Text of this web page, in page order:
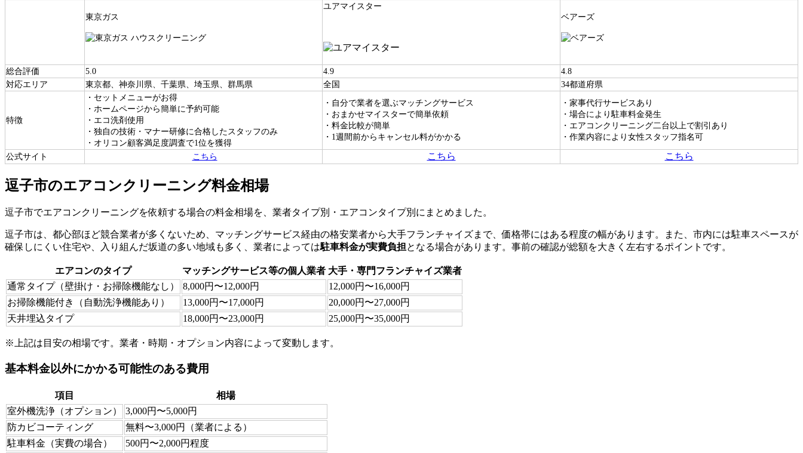
東京ガス
ユアマイスター
ベアーズ
総合評価 5.0 4.9
4.8
対応エリア
東京都、神奈川県、千葉県、埼玉県、群馬県 全国 34都道府県
特徴
・セットメニューがお得
・ホームページから簡単に予約可能
・エコ洗剤使用
・独自の技術・マナー研修に合格したスタッフのみ
・オリコン顧客満足度調査で1位を獲得
・自分で業者を選ぶマッチングサービス
・おまかせマイスターで簡単依頼
・料金比較が簡単
・1週間前からキャンセル料がかかる
・家事代行サービスあり
・場合により駐車料金発生
・エアコンクリーニング二台以上で割引あり
・作業内容により女性スタッフ指名可
公式サイト こちら こちら こちら
逗子市のエアコンクリーニング料金相場
逗子市でエアコンクリーニングを依頼する場合の料金相場を、業者タイプ別・エアコンタイプ別にまとめました。
逗子市は、都心部ほど競合業者が多くないため、マッチングサービス経由の格安業者から大手フランチャイズまで、価格帯にはある程度の幅があります。また、市内には駐車スペースが
確保しにくい住宅や、入り組んだ坂道の多い地域も多く、業者によっては駐車料金が実費負担となる場合があります。事前の確認が総額を大きく左右するポイントです。
エアコンのタイプ マッチングサービス等の個人業者 大手・専門フランチャイズ業者
通常タイプ（壁掛け・お掃除機能なし）
8,000円〜12,000円
12,000円〜16,000円
お掃除機能付き（自動洗浄機能あり）
13,000円〜17,000円
20,000円〜27,000円
天井埋込タイプ
18,000円〜23,000円 25,000円〜35,000円
※上記は目安の相場です。業者・時期・オプション内容によって変動します。
基本料金以外にかかる可能性のある費用
項目
相場
室外機洗浄（オプション）
3,000円〜5,000円
防カビコーティング
無料〜3,000円（業者による）
駐車料金（実費の場合）
500円〜2,000円程度